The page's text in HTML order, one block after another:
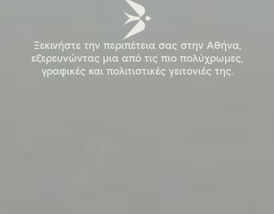
Ξεκινήστε την περιπέτεια σας στην Αθήνα,
εξερευνώντας μια από τις πιο πολύχρωμες,
γραφικές και πολιτιστικές γειτονιές της.
Ξεκινήστε την περιπέτεια σας στην Αθήνα,
εξερευνώντας μια από τις πιο πολύχρωμες,
γραφικές και πολιτιστικές γειτονιές της.